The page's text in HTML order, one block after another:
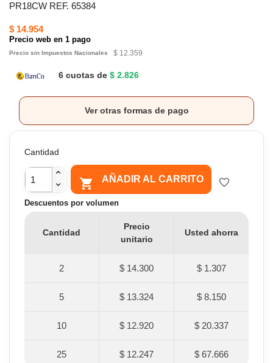
PR18CW REF. 65384
$ 14.954
Precio web en 1 pago
Precio sin Impuestos Nacionales $ 12.359
6 cuotas de $ 2.826
Ver otras formas de pago
Cantidad
 AÑADIR AL CARRITO favorite_border
Descuentos por volumen
Cantidad
Precio
unitario
Usted ahorra
2 $ 14.300 $ 1.307
5 $ 13.324 $ 8.150
10 $ 12.920 $ 20.337
25 $ 12.247 $ 67.666